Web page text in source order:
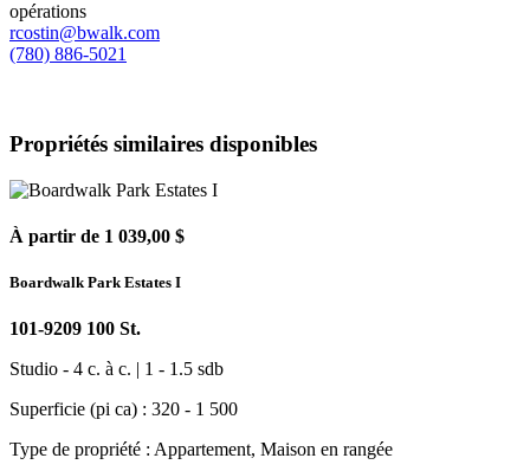
opérations
rcostin@bwalk.com
(780) 886-5021
Propriétés similaires disponibles
À partir de 1 039,00 $
Boardwalk Park Estates I
101-9209 100 St.
Studio - 4 c. à c. | 1 - 1.5 sdb
Superficie (pi ca) : 320 - 1 500
Type de propriété : Appartement, Maison en rangée